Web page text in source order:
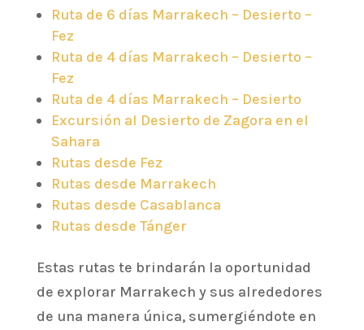
Ruta de 6 días Marrakech – Desierto –
Fez
Ruta de 4 días Marrakech – Desierto –
Fez
Ruta de 4 días Marrakech – Desierto
Excursión al Desierto de Zagora en el
Sahara
Rutas desde Fez
Rutas desde Marrakech
Rutas desde Casablanca
Rutas desde Tánger
Estas rutas te brindarán la oportunidad
de explorar Marrakech y sus alrededores
de una manera única, sumergiéndote en